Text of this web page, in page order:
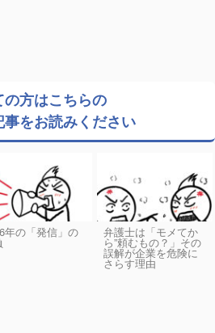
の方はこちらの
事をお読みください
年の「発信」の 弁護士は「モメてか
ら”頼むもの？」その
誤解が企業を危険に
さらす理由